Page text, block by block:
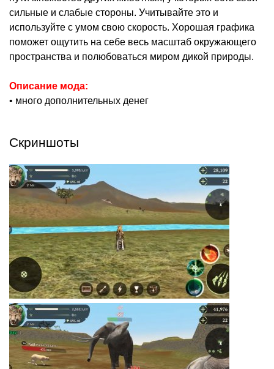
сильные и слабые стороны. Учитывайте это и
используйте с умом свою скорость. Хорошая графика
поможет ощутить на себе весь масштаб окружающего
пространства и полюбоваться миром дикой природы.
Описание мода:
• много дополнительных денег
Скриншоты